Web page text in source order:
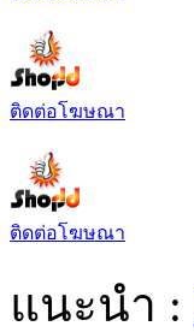
ติดต่อโฆษณา
ติดต่อโฆษณา
แนะนำ :